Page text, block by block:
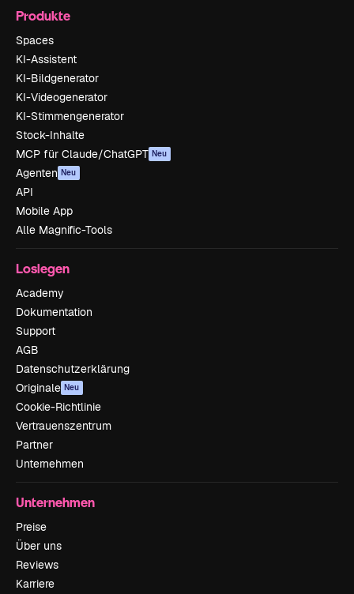
Produkte
Spaces
KI-Assistent
KI-Bildgenerator
KI-Videogenerator
KI-Stimmengenerator
Stock-Inhalte
MCP für Claude/ChatGPT Neu
Agenten Neu
API
Mobile App
Alle Magnific-Tools
Loslegen
Academy
Dokumentation
Support
AGB
Datenschutzerklärung
Originale Neu
Cookie-Richtlinie
Vertrauenszentrum
Partner
Unternehmen
Unternehmen
Preise
Über uns
Reviews
Karriere